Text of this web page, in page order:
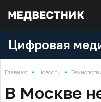
Цифровая
Главная • Новости •
В Москве